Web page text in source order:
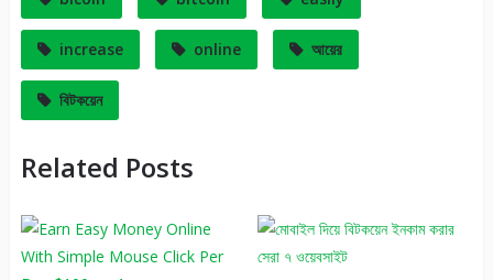
increase online আয়ের
বিটকয়েন
Related Posts